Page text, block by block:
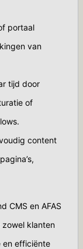
portaal
van
tijd door
of
content
CMS en AFAS
klanten
en efficiënte